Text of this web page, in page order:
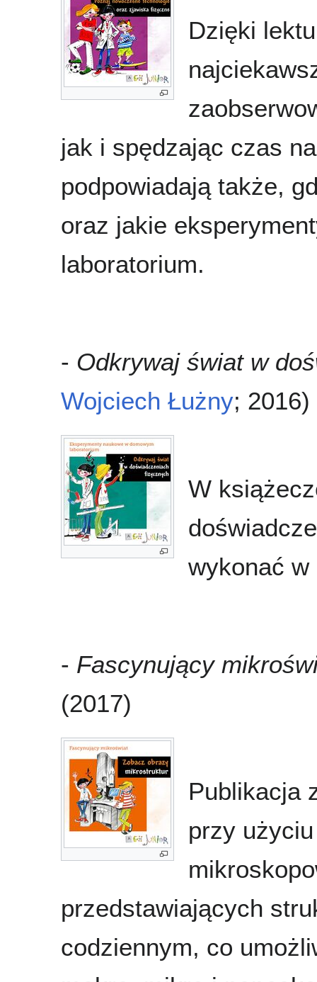
Dzięki
jak i spędzając czas
podpowiadają także,
oraz jakie
laboratorium.
- Odkrywaj świat w
Wojciech Łużny; 2016)
W
wykonać w
- Fascynujący
(2017)
Publikacja
przy
przedstawiających
codziennym, co